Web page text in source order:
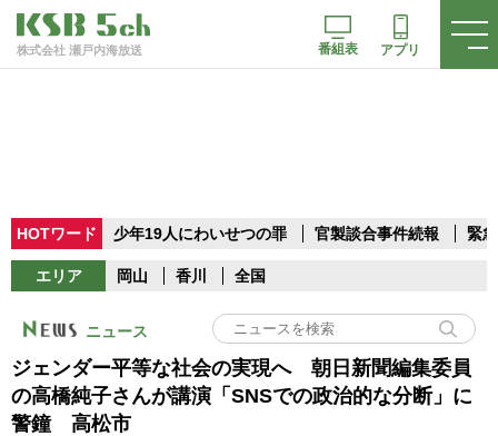
株式会社 瀬戸内海放送 番組表 アプリ
HOTワード 少年19人にわいせつの罪 官製談合事件続報 緊
エリア 岡山 香川 全国
ニュース
ジェンダー平等な社会の実現へ 朝日新聞編集委員
の高橋純子さんが講演「SNSでの政治的な分断」に
警鐘 高松市